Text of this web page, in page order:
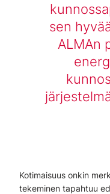
sen
ALMAn
Kotimaisuus onkin
tekeminen tapahtuu